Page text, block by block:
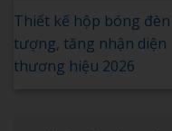
Thiết kế hộp bóng
tượng, tăng nhận diện
thương hiệu 2026